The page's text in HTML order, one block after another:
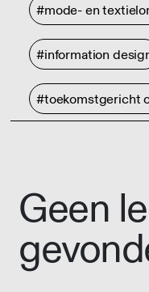
#mode- en
#information
#toekomstgericht
Geen